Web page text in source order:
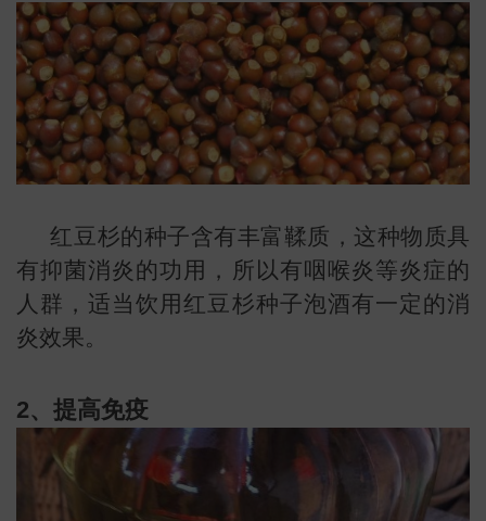
地图
红豆杉的种子含有丰富鞣质，这种物质具
有抑菌消炎的功用，所以有咽喉炎等炎症的
人群，适当饮用红豆杉种子泡酒有一定的消
炎效果。
2、提高免疫